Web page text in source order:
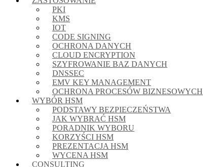
PKI
KMS
IOT
CODE SIGNING
OCHRONA DANYCH
CLOUD ENCRYPTION
SZYFROWANIE BAZ DANYCH
DNSSEC
EMV KEY MANAGEMENT
OCHRONA PROCESÓW BIZNESOWYCH
WYBÓR HSM
PODSTAWY BEZPIECZEŃSTWA
JAK WYBRAĆ HSM
PORADNIK WYBORU
KORZYŚCI HSM
PREZENTACJA HSM
WYCENA HSM
CONSULTING